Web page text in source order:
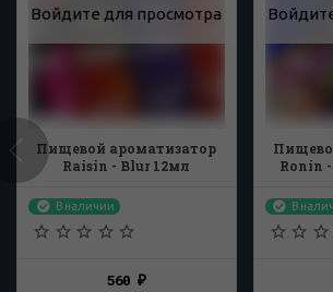
Войдите для просмотра
Пищевой ароматизатор
Raisin - Blur 12мл
В наличии
560₽
Ronin
В